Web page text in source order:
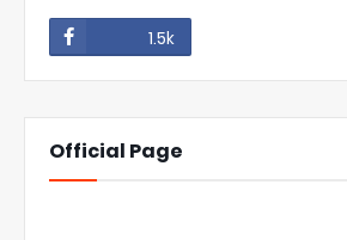
1.5k
Official Page